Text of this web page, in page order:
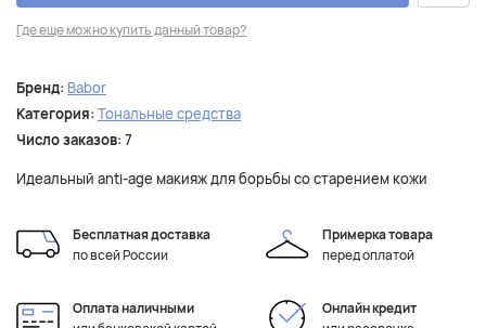
Где еще можно купить данный товар?
Бренд: Babor
Категория: Тональные средства
Число заказов: 7
Идеальный anti-age макияж для борьбы со старением кожи
Бесплатная доставка
по всей России
Примерка товара
перед оплатой
Оплата наличными
Онлайн кредит